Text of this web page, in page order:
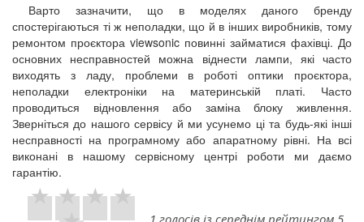
Варто зазначити, що в моделях даного бренду
спостерігаються ті ж неполадки, що й в інших виробників, тому
ремонтом проєктора viewsonic повинні займатися фахівці. До
основних несправностей можна віднести лампи, які часто
виходять з ладу, проблеми в роботі оптики проєктора,
неполадки електроніки на материнській платі. Часто
проводиться відновлення або заміна блоку живлення.
Зверніться до нашого сервісу й ми усунемо ці та будь-які інші
несправності на програмному або апаратному рівні. На всі
виконані в нашому сервісному центрі роботи ми даємо
гарантію.